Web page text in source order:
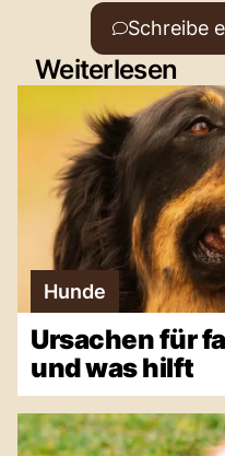
Schreibe
Weiterlesen
Hunde
Ursachen für
und was hilft